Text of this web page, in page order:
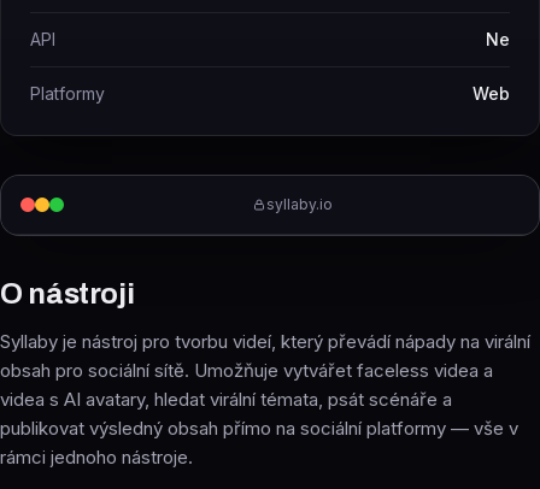
syllaby.io
O nástroji
Syllaby je nástroj pro tvorbu videí, který převádí nápady na virální
obsah pro sociální sítě. Umožňuje vytvářet faceless videa a
videa s AI avatary, hledat virální témata, psát scénáře a
publikovat výsledný obsah přímo na sociální platformy — vše v
rámci jednoho nástroje.
API Ne
Platformy Web